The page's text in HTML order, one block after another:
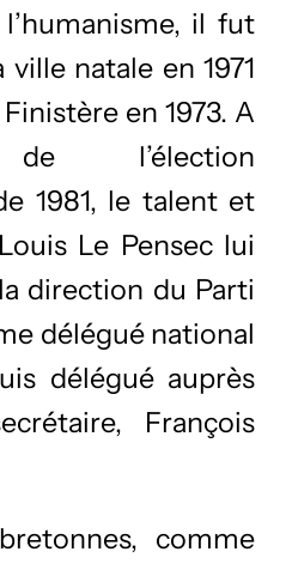
il fut
natale en 1971
en 1973. A
de l’élection
1981, le talent et
Le Pensec lui
direction du Parti
délégué national
délégué auprès
François
comme